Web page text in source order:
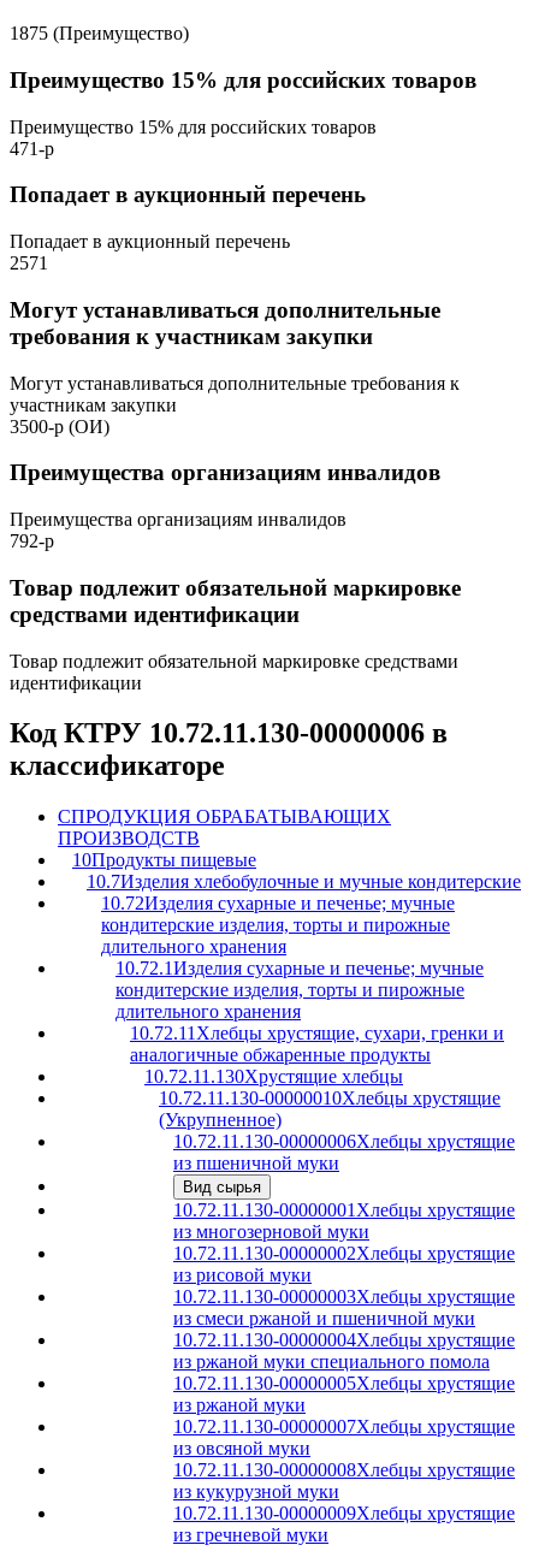
1875 (Преимущество)
Преимущество 15% для российских товаров
Преимущество 15% для российских товаров
471-р
Попадает в аукционный перечень
Попадает в аукционный перечень
2571
Могут устанавливаться дополнительные
требования к участникам закупки
Могут устанавливаться дополнительные требования к
участникам закупки
3500-р (ОИ)
Преимущества организациям инвалидов
Преимущества организациям инвалидов
792-р
Товар подлежит обязательной маркировке
средствами идентификации
Товар подлежит обязательной маркировке средствами
идентификации
Код КТРУ 10.72.11.130-00000006 в
классификаторе
CПРОДУКЦИЯ ОБРАБАТЫВАЮЩИХ
ПРОИЗВОДСТВ
10Продукты пищевые
10.7Изделия хлебобулочные и мучные кондитерские
10.72Изделия сухарные и печенье; мучные
кондитерские изделия, торты и пирожные
длительного хранения
10.72.1Изделия сухарные и печенье; мучные
кондитерские изделия, торты и пирожные
длительного хранения
10.72.11 Хлебцы хрустящие, сухари, гренки и
аналогичные обжаренные продукты
10.72.11.130Хрустящие хлебцы
10.72.11.130-00000010Хлебцы хрустящие
(Укрупненное)
10.72.11.130-00000006Хлебцы хрустящие
из пшеничной муки
Вид сырья
10.72.11.130-00000001 Хлебцы хрустящие
из многозерновой муки
10.72.11.130-00000002Хлебцы хрустящие
из рисовой муки
10.72.11.130-00000003Хлебцы хрустящие
из смеси ржаной и пшеничной муки
10.72.11.130-00000004Хлебцы хрустящие
из ржаной муки специального помола
10.72.11.130-00000005Хлебцы хрустящие
из ржаной муки
10.72.11.130-00000007Хлебцы хрустящие
из овсяной муки
10.72.11.130-00000008Хлебцы хрустящие
из кукурузной муки
10.72.11.130-00000009Хлебцы хрустящие
из гречневой муки